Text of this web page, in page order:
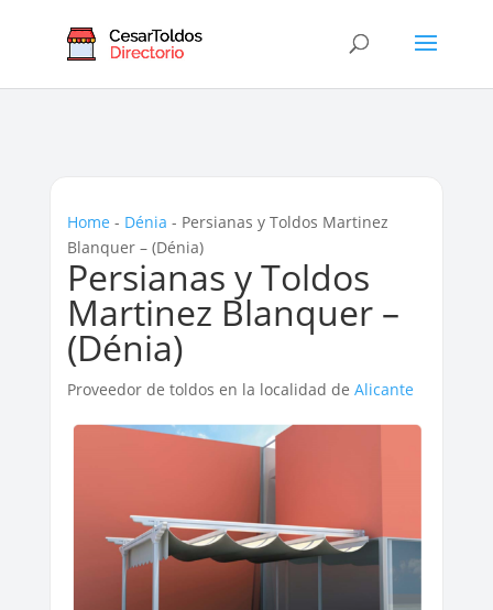
Home - Dénia - Persianas y Toldos Martinez
Blanquer – (Dénia)
Persianas y Toldos
Martinez Blanquer –
(Dénia)
Proveedor de toldos en la localidad de Alicante